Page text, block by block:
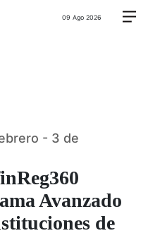
09 Ago 2026
Avanzado
de
- 3 de